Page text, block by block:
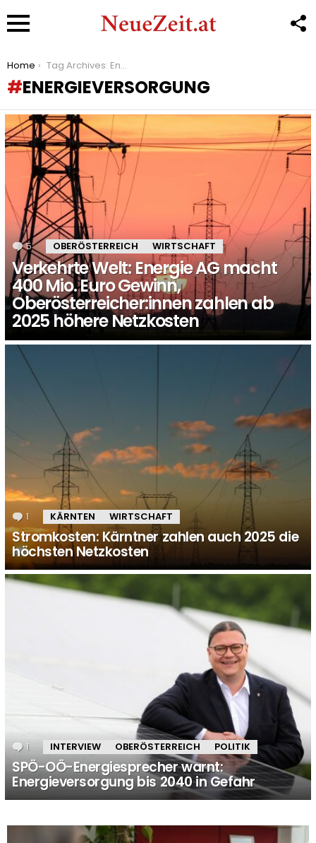
You are here:
Home Tag Archives: Energieversorgung
ENERGIEVERSORGUNG
LATEST
STORIES
5 Kommentare
OBERÖSTERREICH WIRTSCHAFT
Verkehrte Welt: Energie AG macht
400 Mio. Euro Gewinn,
Oberösterreicher:innen zahlen ab
2025 höhere Netzkosten
1 Kommentar
KÄRNTEN WIRTSCHAFT
Stromkosten: Kärntner zahlen auch 2025 die
höchsten Netzkosten
1 Kommentar
INTERVIEW OBERÖSTERREICH POLITIK
SPÖ-OÖ-Energiesprecher warnt:
Energieversorgung bis 2040 in Gefahr